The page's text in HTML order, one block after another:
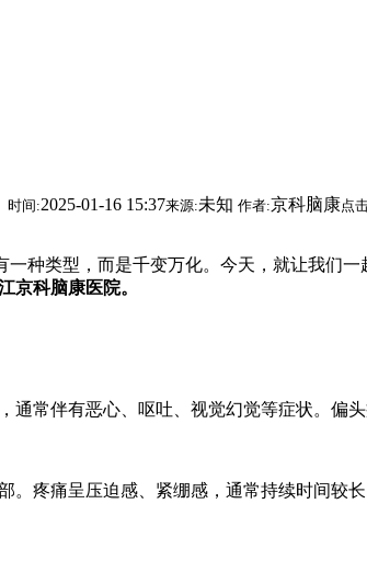
时间:2025-01-16 15:37来源:未知 作者:京科脑康点
类型，而是千变万化。今天，就让我们一
京科脑康医院。
伴有恶心、呕吐、视觉幻觉等症状。偏头
疼痛呈压迫感、紧绷感，通常持续时间较长